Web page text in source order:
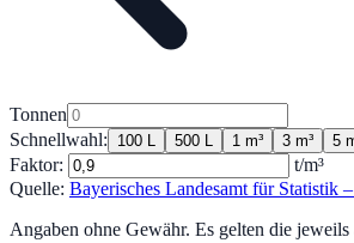
Tonnen
Schnellwahl:
100 L 500 L 1 m³ 3 m³ 5
Faktor:
t/m³
Quelle: Bayerisches Landesamt für Statistik
Angaben ohne Gewähr. Es gelten die jeweils